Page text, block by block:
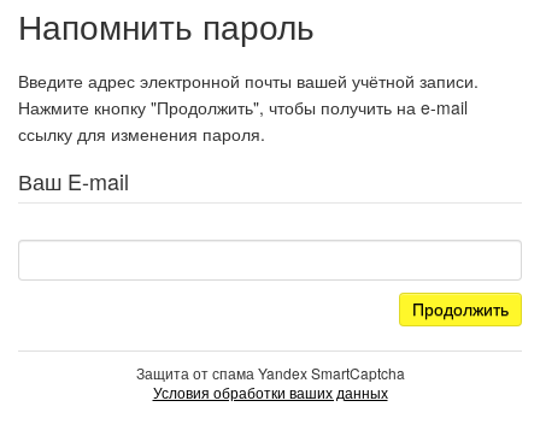
Напомнить пароль
Введите адрес электронной почты вашей учётной записи.
Нажмите кнопку "Продолжить", чтобы получить на e-mail
ссылку для изменения пароля.
Ваш E-mail
Защита от спама Yandex SmartCaptcha
Условия обработки ваших данных